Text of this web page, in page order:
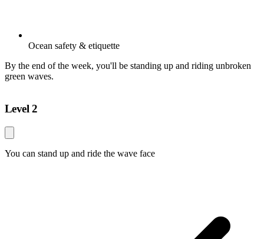
Ocean safety & etiquette
By the end of the week, you'll be standing up and riding unbroken
green waves.
Level 2
You can stand up and ride the wave face